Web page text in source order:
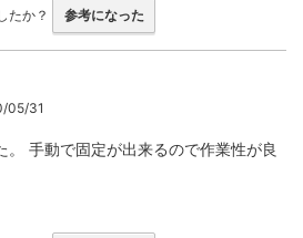
たか？ 参考になった
4
05/31
。 手動で固定が出来るので作業性が良